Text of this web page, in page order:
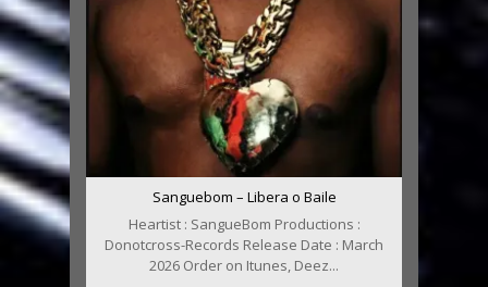
Sanguebom – Libera o Baile
Heartist : SangueBom Productions :
Donotcross-Records Release Date : March
2026 Order on Itunes, Deez...